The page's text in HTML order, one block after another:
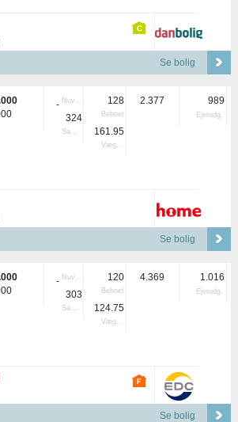
Se bolig
- Nuvær.
324
Samlet
128
Beboet
161.95
Vægtet
2.377 989
Ejerudg.
Se bolig
- Nuvær.
303
Samlet
120
Beboet
124.75
Vægtet
4.369 1.016
Ejerudg.
Se bolig